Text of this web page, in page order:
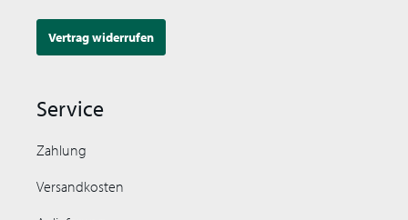
Vertrag widerrufen
Service
Zahlung
Versandkosten